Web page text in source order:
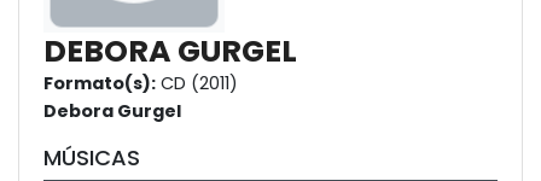
DEBORA GURGEL
Formato(s): CD (2011)
Debora Gurgel
MÚSICAS